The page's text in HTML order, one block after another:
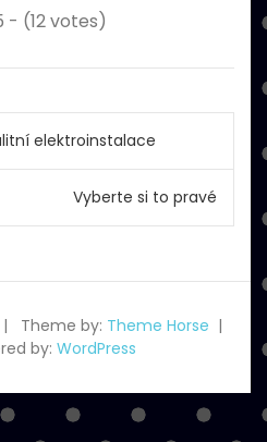
- (12 votes)
elektroinstalace
Vyberte si to pravé
Theme by: Theme Horse
by: WordPress